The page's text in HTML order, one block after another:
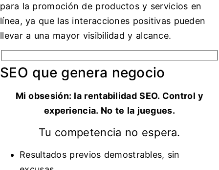
para la promoción de productos y servicios en
línea, ya que las interacciones positivas pueden
llevar a una mayor visibilidad y alcance.
SEO que genera negocio
Mi obsesión: la rentabilidad SEO. Control y
experiencia. No te la juegues.
Tu competencia no espera.
Resultados previos demostrables, sin